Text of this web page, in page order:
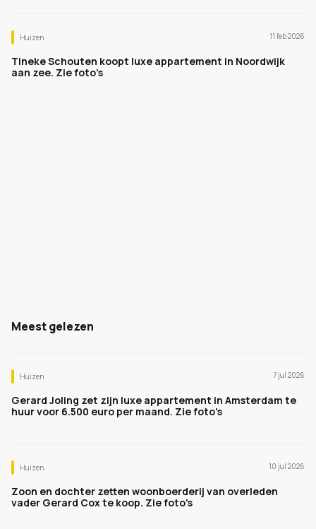
Huizen 11 feb 2026
Tineke Schouten koopt luxe appartement in Noordwijk
aan zee. Zie foto’s
Meest gelezen
Huizen 7 jul 2026
Gerard Joling zet zijn luxe appartement in Amsterdam te
huur voor 6.500 euro per maand. Zie foto's
Huizen 10 jul 2026
Zoon en dochter zetten woonboerderij van overleden
vader Gerard Cox te koop. Zie foto's